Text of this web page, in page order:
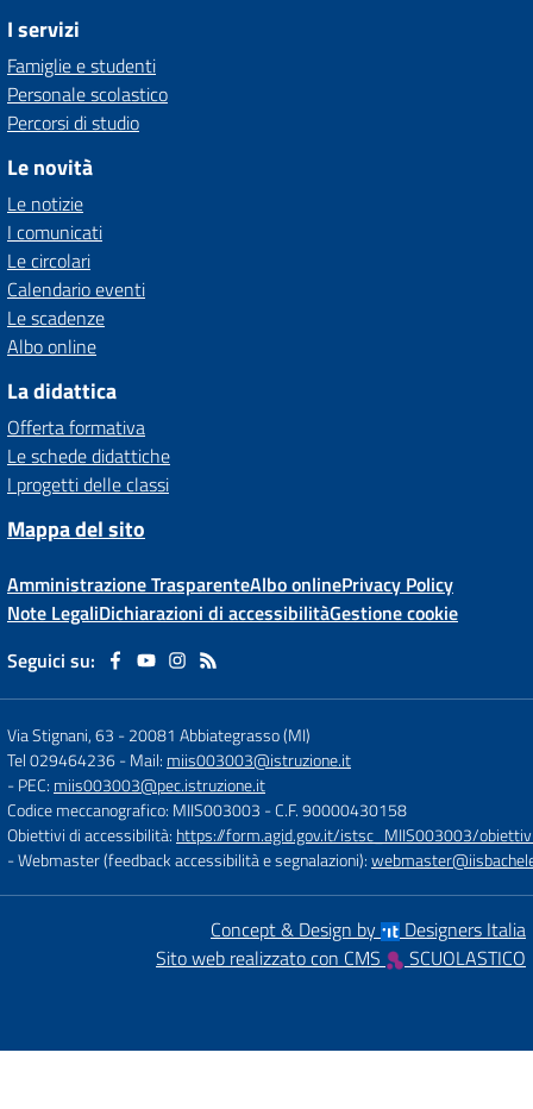
I servizi
Famiglie e studenti
Personale scolastico
Percorsi di studio
Le novità
Le notizie
I comunicati
Le circolari
Calendario eventi
Le scadenze
Albo online
La didattica
Offerta formativa
Le schede didattiche
I progetti delle classi
Mappa del sito
Amministrazione TrasparenteAlbo onlinePrivacy Policy
Note LegaliDichiarazioni di accessibilitàGestione cookie
Seguici su:
Via Stignani, 63 -20081 Abbiategrasso (MI)
Tel 029464236- Mail: miis003003@istruzione.it
- PEC: miis003003@pec.istruzione.it
Codice meccanografico: MIIS003003 - C.F. 90000430158
Obiettivi di accessibilità: https://form.agid.gov.it/istsc_MIIS003003/
- Webmaster (feedback accessibilità e segnalazioni):
Concept & Design by
Designers Italia
Sito web realizzato con CMS
SCUOLASTICO